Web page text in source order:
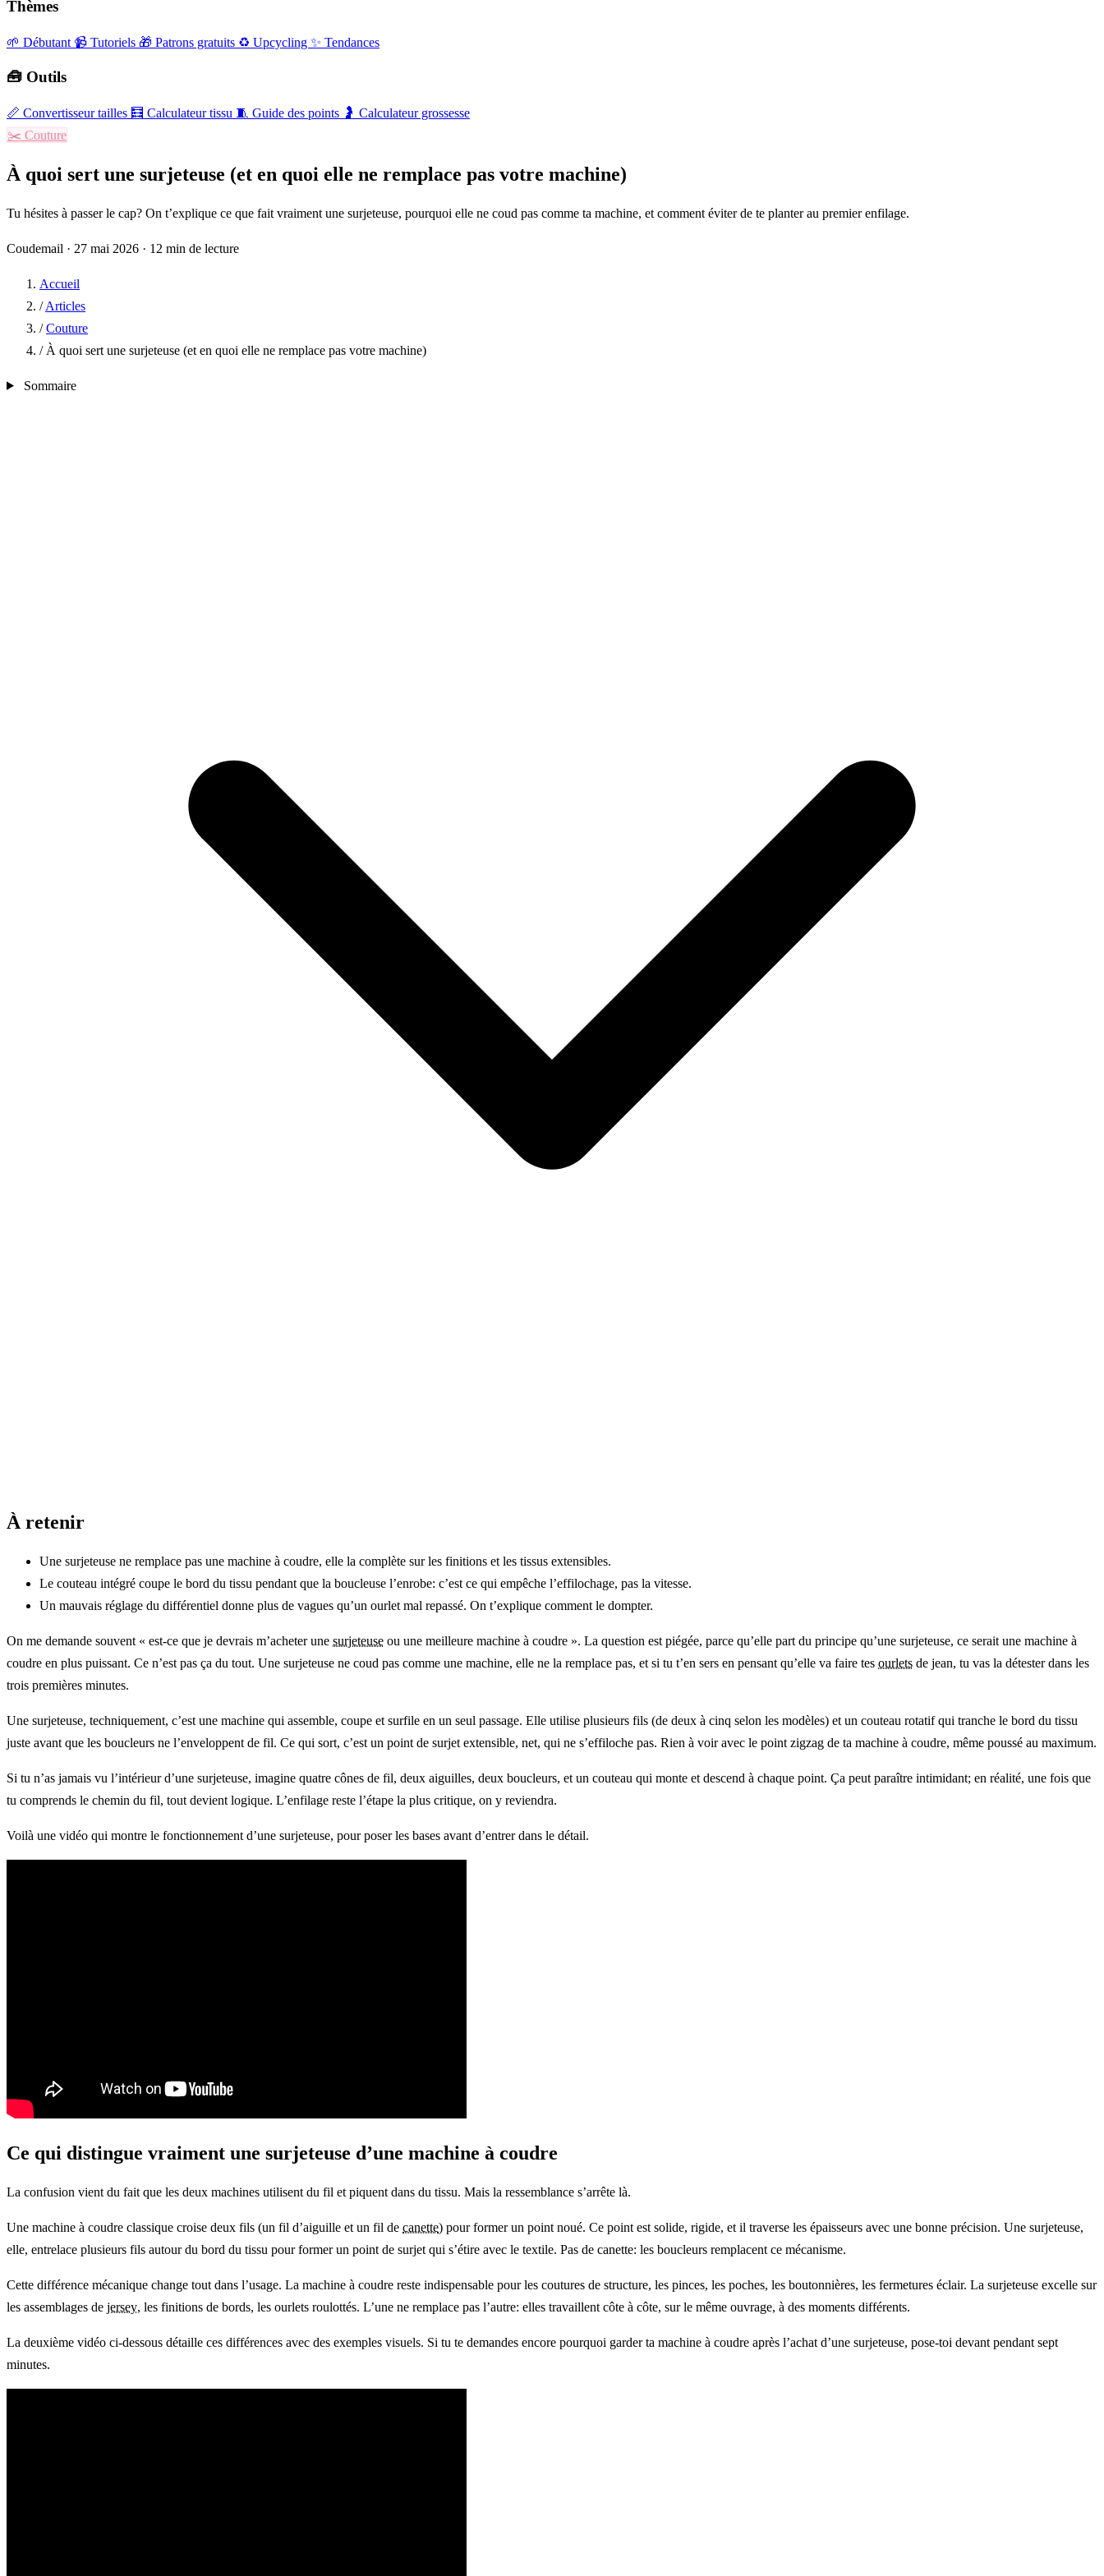
Thèmes
🌱 Débutant 📹 Tutoriels 🎁 Patrons gratuits ♻️ Upcycling ✨ Tendances
🧰 Outils
📏 Convertisseur tailles 🧮 Calculateur tissu 🧵 Guide des points 🤰 Calculateur grossesse
✂️ Couture
À quoi sert une surjeteuse (et en quoi elle ne remplace pas votre machine)
Tu hésites à passer le cap? On t’explique ce que fait vraiment une surjeteuse, pourquoi elle ne coud pas comme ta machine, et comment éviter de te planter au premier enfilage.
Coudemail · 27 mai 2026 · 12 min de lecture
Accueil
/ Articles
/ Couture
/ À quoi sert une surjeteuse (et en quoi elle ne remplace pas votre machine)
Sommaire
À retenir
Une surjeteuse ne remplace pas une machine à coudre, elle la complète sur les finitions et les tissus extensibles.
Le couteau intégré coupe le bord du tissu pendant que la boucleuse l’enrobe: c’est ce qui empêche l’effilochage, pas la vitesse.
Un mauvais réglage du différentiel donne plus de vagues qu’un ourlet mal repassé. On t’explique comment le dompter.
On me demande souvent « est-ce que je devrais m’acheter une surjeteuse ou une meilleure machine à coudre ». La question est piégée, parce qu’elle part du principe qu’une surjeteuse, ce serait une machine à
coudre en plus puissant. Ce n’est pas ça du tout. Une surjeteuse ne coud pas comme une machine, elle ne la remplace pas, et si tu t’en sers en pensant qu’elle va faire tes ourlets de jean, tu vas la détester dans les
trois premières minutes.
Une surjeteuse, techniquement, c’est une machine qui assemble, coupe et surfile en un seul passage. Elle utilise plusieurs fils (de deux à cinq selon les modèles) et un couteau rotatif qui tranche le bord du tissu
juste avant que les boucleurs ne l’enveloppent de fil. Ce qui sort, c’est un point de surjet extensible, net, qui ne s’effiloche pas. Rien à voir avec le point zigzag de ta machine à coudre, même poussé au maximum.
Si tu n’as jamais vu l’intérieur d’une surjeteuse, imagine quatre cônes de fil, deux aiguilles, deux boucleurs, et un couteau qui monte et descend à chaque point. Ça peut paraître intimidant; en réalité, une fois que
tu comprends le chemin du fil, tout devient logique. L’enfilage reste l’étape la plus critique, on y reviendra.
Voilà une vidéo qui montre le fonctionnement d’une surjeteuse, pour poser les bases avant d’entrer dans le détail.
Ce qui distingue vraiment une surjeteuse d’une machine à coudre
La confusion vient du fait que les deux machines utilisent du fil et piquent dans du tissu. Mais la ressemblance s’arrête là.
Une machine à coudre classique croise deux fils (un fil d’aiguille et un fil de canette) pour former un point noué. Ce point est solide, rigide, et il traverse les épaisseurs avec une bonne précision. Une surjeteuse,
elle, entrelace plusieurs fils autour du bord du tissu pour former un point de surjet qui s’étire avec le textile. Pas de canette: les boucleurs remplacent ce mécanisme.
Cette différence mécanique change tout dans l’usage. La machine à coudre reste indispensable pour les coutures de structure, les pinces, les poches, les boutonnières, les fermetures éclair. La surjeteuse excelle sur
les assemblages de jersey, les finitions de bords, les ourlets roulottés. L’une ne remplace pas l’autre: elles travaillent côte à côte, sur le même ouvrage, à des moments différents.
La deuxième vidéo ci-dessous détaille ces différences avec des exemples visuels. Si tu te demandes encore pourquoi garder ta machine à coudre après l’achat d’une surjeteuse, pose-toi devant pendant sept
minutes.